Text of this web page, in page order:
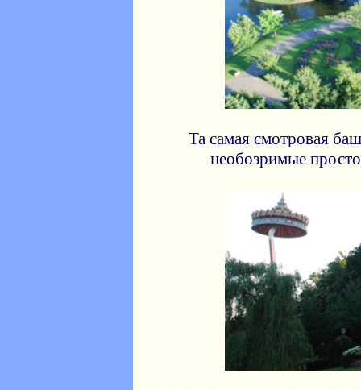
Та самая смотровая
необозримые